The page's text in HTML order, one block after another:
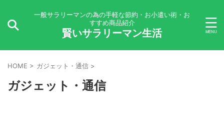
一般サラリーマンの為の手軽な節約・お小遣い術・お
すすめ商品紹介
賢いサラリーマン生活
HOME > ガジェット・通信 >
ガジェット・通信